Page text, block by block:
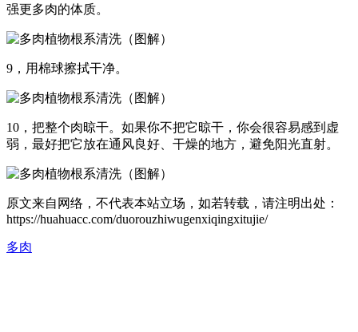
强更多肉的体质。
9，用棉球擦拭干净。
10，把整个肉晾干。如果你不把它晾干，你会很容易感到虚
弱，最好把它放在通风良好、干燥的地方，避免阳光直射。
原文来自网络，不代表本站立场，如若转载，请注明出处：
https://huahuacc.com/duorouzhiwugenxiqingxitujie/
多肉